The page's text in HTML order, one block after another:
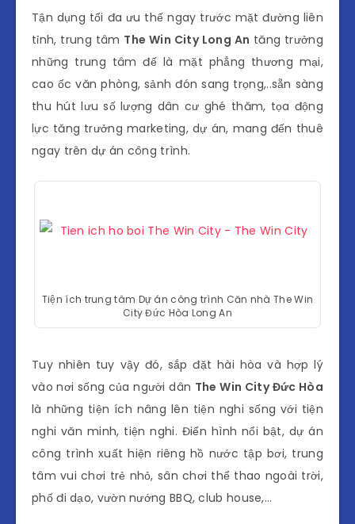
Tận dụng tối đa ưu thế ngay trước mặt đường liên
tỉnh, trung tâm The Win City Long An tăng trưởng
những trung tâm đế là mặt phẳng thương mại,
cao ốc văn phòng, sảnh đón sang trọng,..sẵn sàng
thu hút lưu số lượng dân cư ghé thăm, tọa động
lực tăng trưởng marketing, dự án, mang đến thuê
ngay trên dự án công trình.
Tiện ích trung tâm Dự án công trình Căn nhà The Win
City Đức Hòa Long An
Tuy nhiên tuy vậy đó, sắp đặt hài hòa và hợp lý
vào nơi sống của người dân The Win City Đức Hòa
là những tiện ích nâng lên tiện nghi sống với tiện
nghi văn minh, tiện nghi. Điển hình nổi bật, dự án
công trình xuất hiện riêng hồ nước tập bơi, trung
tâm vui chơi trẻ nhỏ, sân chơi thể thao ngoài trời,
phố đi dạo, vườn nướng BBQ, club house,…